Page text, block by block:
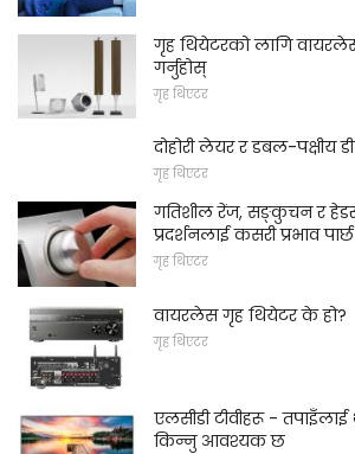
गृह थियेटरको लागि
गर्नुहोस्
गृह थिएटर
दोहोरी लेयर र डबल-पक्षीय
गृह थिएटर
गतिशील रेंज, सङ्कुचन र
प्रदर्शनलाई कसरी प्रभाव पार्छ
गृह थिएटर
वायरलेस गृह थियेटर के हो?
गृह थिएटर
एलसीडी टीवीहरू -
किन्नु आवश्यक छ